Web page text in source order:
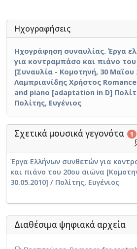
Ηχογραφήσεις
Ηχογράφηση συναυλίας. Έργα
για κοντραμπάσο και πιάνο
[Συναυλία - Κομοτηνή, 30 Μαΐου
Λαμπριανίδης Χρήστος
and piano [adaptation in D]
Πολίτης, Ευγένιος
Σχετικά μουσικά γεγονότα 1
Έργα Ελλήνων συνθετών για
και πιάνο του 20ου αιώνα
30.05.2010] / Πολίτης, Ευγένιος
Διαθέσιμα ψηφιακά αρχεία